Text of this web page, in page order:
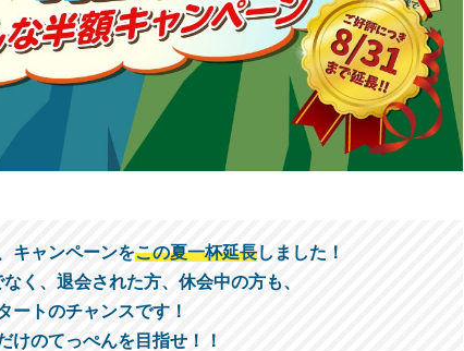
キャンペーンをこの夏一杯延長しました！
く、退会された方、休会中の方も、
ートのチャンスです！
けのてっぺんを目指せ！！